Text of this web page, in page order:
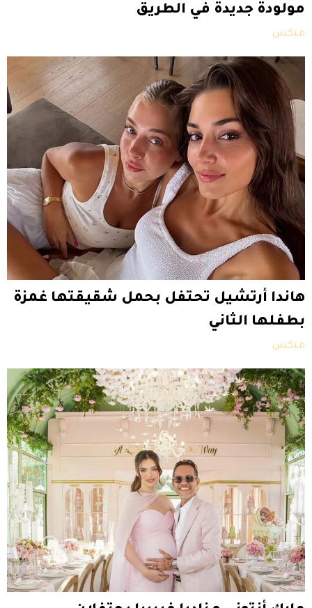
مولودة جديدة في الطريق
ميكس
هاندا أرتشيل تحتفل بحمل شقيقتها غمزة
بطفلها الثاني
ميكس